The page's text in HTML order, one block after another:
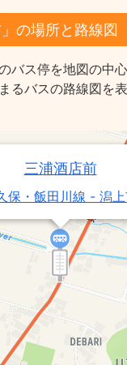
」の場所と路線図
バス停を地図の中
るバスの路線図を
三浦酒店前
保・飯田川線 - 潟